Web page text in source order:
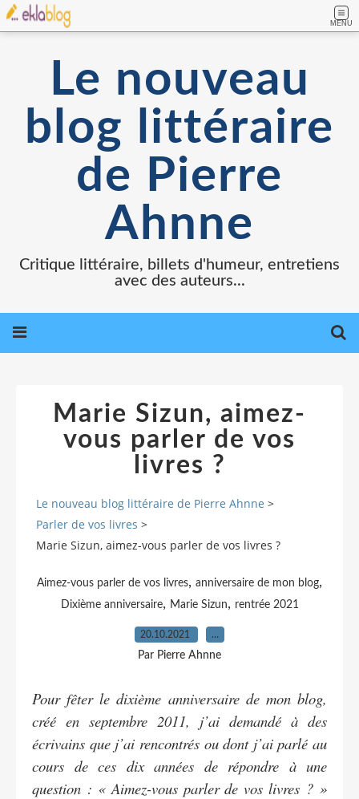
MENU
Le nouveau
blog littéraire
de Pierre
Ahnne
Critique littéraire, billets d'humeur, entretiens
avec des auteurs...
Marie Sizun, aimez-
vous parler de vos
livres ?
Le nouveau blog littéraire de Pierre Ahnne >
Parler de vos livres >
Marie Sizun, aimez-vous parler de vos livres ?
Aimez-vous parler de vos livres, anniversaire de mon blog,
Dixième anniversaire, Marie Sizun, rentrée 2021
20.10.2021 …
Par Pierre Ahnne
Pour fêter le dixième anniversaire de mon blog,
créé en septembre 2011, j’ai demandé à des
écrivains que j’ai rencontrés ou dont j’ai parlé au
cours de ces dix années de répondre à une
question : « Aimez-vous parler de vos livres ? »